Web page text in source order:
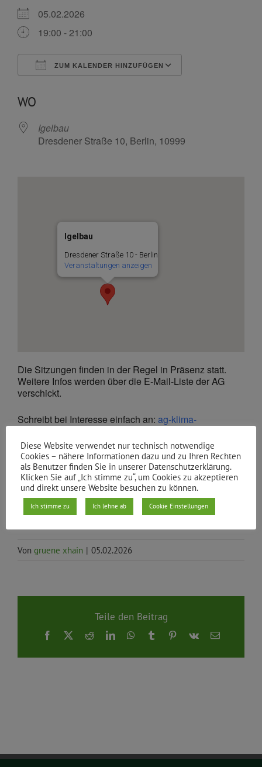
05.02.2026
19:00 - 21:00
ZUM KALENDER HINZUFÜGEN
WO
Igelbau
Dresdener Straße 10, Berlin, 10999
Igelbau
Dresdener Straße 10 - Berlin
Veranstaltungen anzeigen
Die Sitzungen finden in der Regel in Präsenz statt.
Weitere Infos werden über die E-Mail-Liste der AG
verschickt.
Schreibt bei Interesse einfach an: ag-klima-
Beitreten Zoom Meeting:
https://eu02web.zoom-x.de/j/67729203390?
pwd=eE9hTkF2NUlKb3dGaUJUUlZ1VlBwdz09
Meeting-ID: 685 8652 4319
Kenncode: 300806
Von gruene xhain | 05.02.2026
Teile den Beitrag
Facebook
X RedditLinkedInWhatsApp
TumblrPinterest
Vk
E-
Diese Website verwendet nur technisch notwendige
Cookies – nähere Informationen dazu und zu Ihren Rechten
als Benutzer finden Sie in unserer Datenschutzerklärung.
Klicken Sie auf „Ich stimme zu“, um Cookies zu akzeptieren
und direkt unsere Website besuchen zu können.
Ich stimme zu Ich lehne ab Cookie Einstellungen